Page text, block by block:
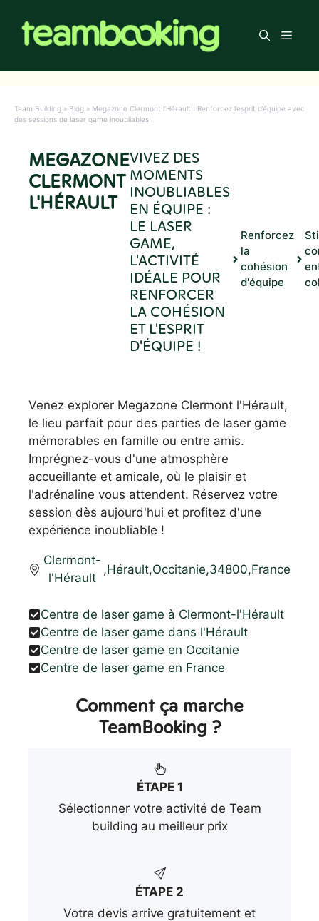
contenu
Menu
Team Building » Blog » Megazone Clermont l’Hérault : Renforcez l’esprit d’équipe avec
des sessions de laser game inoubliables !
MEGAZONE
CLERMONT
L'HÉRAULT
VIVEZ DES
MOMENTS
INOUBLIABLES
EN ÉQUIPE :
LE LASER
GAME,
L'ACTIVITÉ
IDÉALE POUR
RENFORCER
LA COHÉSION
ET L'ESPRIT
D'ÉQUIPE !
Renforcez
la
cohésion
d'équipe
Venez explorer Megazone Clermont l'Hérault,
le lieu parfait pour des parties de laser game
mémorables en famille ou entre amis.
Imprégnez-vous d'une atmosphère
accueillante et amicale, où le plaisir et
l'adrénaline vous attendent. Réservez votre
session dès aujourd'hui et profitez d'une
expérience inoubliable !
Clermont-
l'Hérault
,Hérault,Occitanie,34800,France
Centre de laser game à Clermont-l'Hérault
Centre de laser game dans l'Hérault
Centre de laser game en Occitanie
Centre de laser game en France
Comment ça marche
TeamBooking ?
ÉTAPE 1
Sélectionner votre activité de Team
building au meilleur prix
ÉTAPE 2
Votre devis arrive gratuitement et